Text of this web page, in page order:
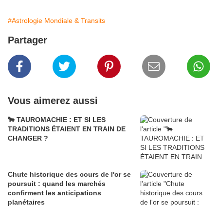
#Astrologie Mondiale & Transits
Partager
Vous aimerez aussi
🐂 TAUROMACHIE : ET SI LES
TRADITIONS ÉTAIENT EN TRAIN DE
CHANGER ?
Chute historique des cours de l'or se
poursuit : quand les marchés
confirment les anticipations
planétaires